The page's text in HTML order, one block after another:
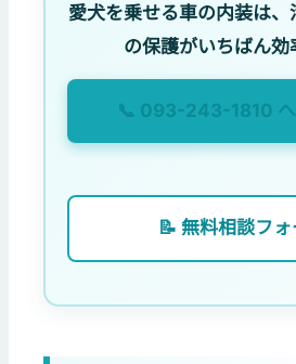
愛犬を乗せる車の内装は
の保護がいちばん効
📞 093-243-1810 へ
📝 無料相談フォ